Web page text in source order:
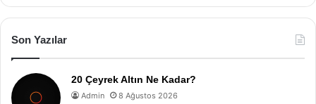
Son Yazılar
20 Çeyrek Altın Ne Kadar?
Admin 8 Ağustos 2026